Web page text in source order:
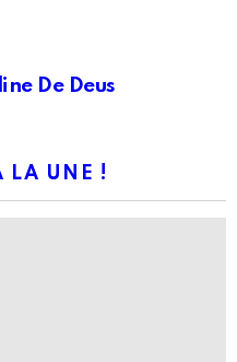
De Deus
LA UNE !